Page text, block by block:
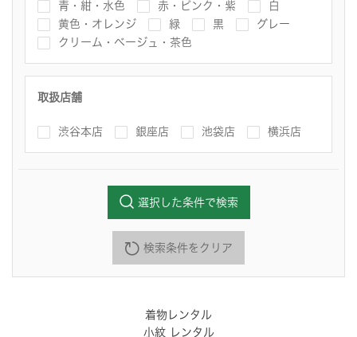
青・紺・水色 赤・ピンク・紫
白
黄色・オレンジ
緑 黒
グレー
クリーム・ベージュ・茶色
取扱店舗
渋谷本店 銀座店 池袋店 横浜店
検索条件をクリア
選択した条件で検索
着物レンタル
小紋 レンタル